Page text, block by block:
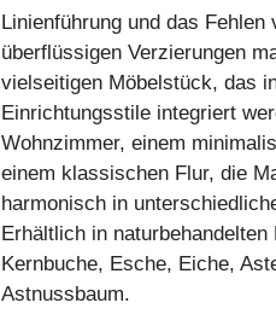
Linienführung und das Fehlen
überflüssigen Verzierungen
vielseitigen Möbelstück, das
Einrichtungsstile integriert
Wohnzimmer, einem
einem klassischen Flur, die
harmonisch in
Erhältlich in
Kernbuche, Esche, Eiche,
Astnussbaum.